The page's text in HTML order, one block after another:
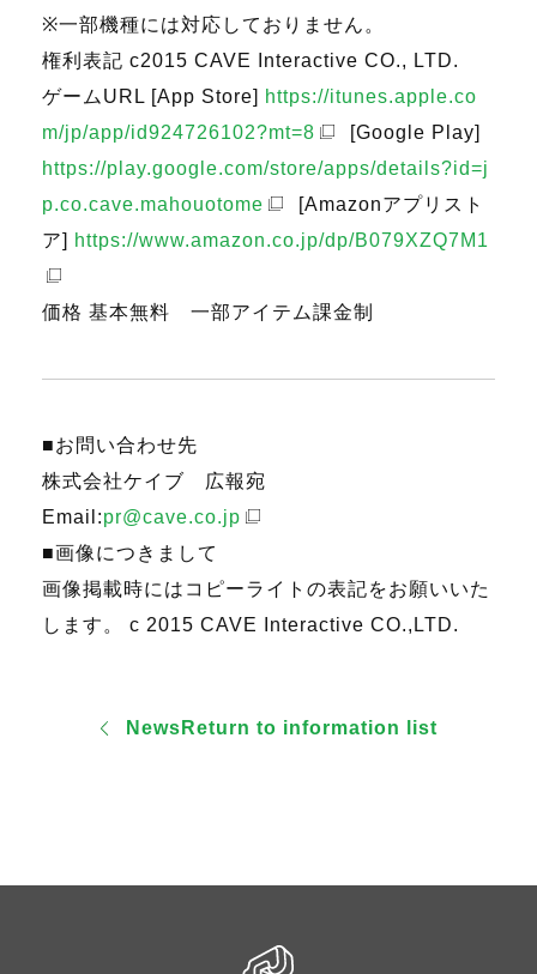
※一部機種には対応しておりません。
権利表記 c2015 CAVE Interactive CO., LTD.
ゲームURL [App Store] https://itunes.apple.co
m/jp/app/id924726102?mt=8
[Google Play]
https://play.google.com/store/apps/details?id=j
p.co.cave.mahouotome
[Amazonアプリスト
ア] https://www.amazon.co.jp/dp/B079XZQ7M1
価格 基本無料 一部アイテム課金制
■お問い合わせ先
株式会社ケイブ 広報宛
Email:pr@cave.co.jp
■画像につきまして
画像掲載時にはコピーライトの表記をお願いいた
します。 c 2015 CAVE Interactive CO.,LTD.
NewsReturn to information list